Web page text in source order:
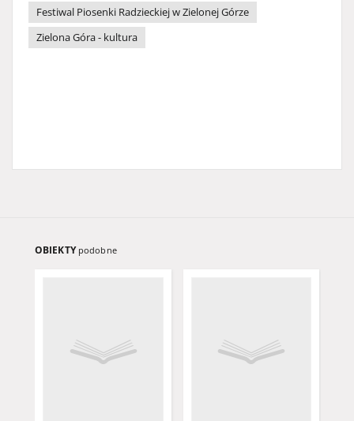
Festiwal Piosenki Radzieckiej w Zielonej Górze
Zielona Góra - kultura
OBIEKTY podobne